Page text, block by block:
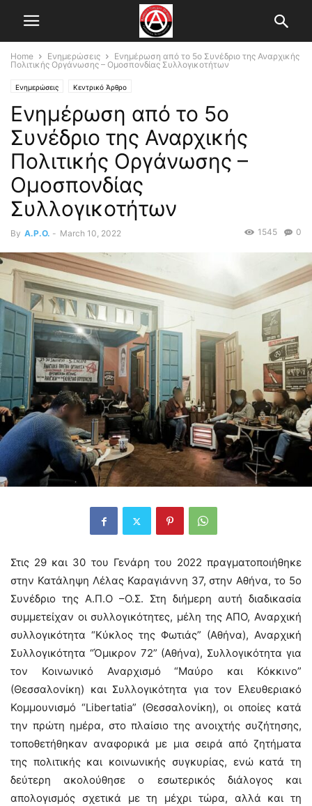
Home Ενημερώσεις
Ενημέρωση από το 5ο Συνέδριο της Αναρχικής
Πολιτικής Οργάνωσης – Ομοσπονδίας Συλλογικοτήτων
Ενημερώσεις Κεντρικό Άρθρο
Ενημέρωση από το 5ο
Συνέδριο της Αναρχικής
Πολιτικής Οργάνωσης –
Ομοσπονδίας
Συλλογικοτήτων
By A.P.O. - March 10, 2022 0
1545
Στις 29 και 30 του Γενάρη του 2022 πραγματοποιήθηκε
στην Κατάληψη Λέλας Καραγιάννη 37, στην Αθήνα, το 5ο
Συνέδριο της Α.Π.Ο –Ο.Σ. Στη διήμερη αυτή διαδικασία
συμμετείχαν οι συλλογικότητες, μέλη της ΑΠΟ, Αναρχική
συλλογικότητα “Κύκλος της Φωτιάς” (Αθήνα), Αναρχική
Συλλογικότητα “Όμικρον 72” (Αθήνα), Συλλογικότητα για
τον Κοινωνικό Αναρχισμό “Μαύρο και Κόκκινο”
(Θεσσαλονίκη) και Συλλογικότητα για τον Ελευθεριακό
Κομμουνισμό “Libertatia” (Θεσσαλονίκη), οι οποίες κατά
την πρώτη ημέρα, στο πλαίσιο της ανοιχτής συζήτησης,
τοποθετήθηκαν αναφορικά με μια σειρά από ζητήματα
της πολιτικής και κοινωνικής συγκυρίας, ενώ κατά τη
δεύτερη ακολούθησε ο εσωτερικός διάλογος και
απολογισμός σχετικά με τη μέχρι τώρα, αλλά και τη